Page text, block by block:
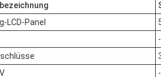
LCD-Panel